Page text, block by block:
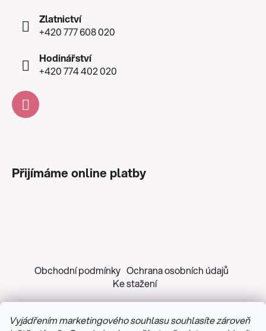
Vyjádřením marketingového souhlasu souhlasíte zároveň
Zlatnictví
+420 777 608 020
Hodinářství
+420 774 402 020
Přijímáme online platby
Obchodní podmínky Ochrana osobních údajů
Ke stažení